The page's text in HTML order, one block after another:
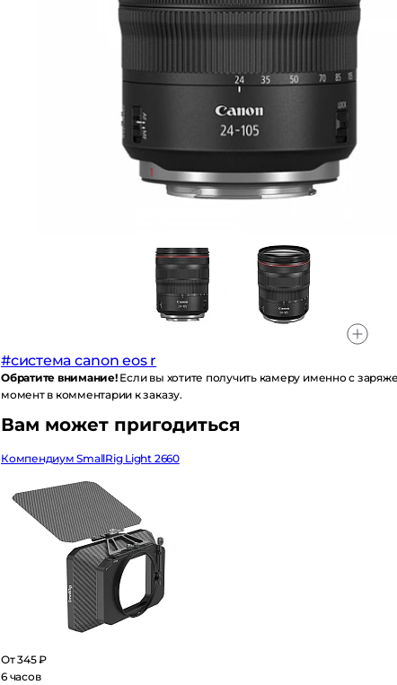
#система canon eos r
Обратите внимание!Если вы хотите получить камеру именно с
момент в комментарии к заказу.
Вам может пригодиться
Компендиум SmallRig Light 2660
От 345 ₽
6 часов